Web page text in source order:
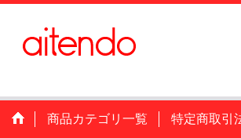
商品カテゴリ一覧 特定商取引